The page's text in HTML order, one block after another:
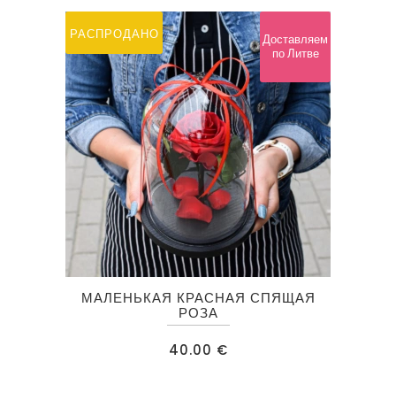
выбрать
на
странице
товара.
РАСПРОДАНО
МАЛЕНЬКАЯ КРАСНАЯ СПЯЩАЯ
РОЗА
40.00 €
Доставляем
по Литве